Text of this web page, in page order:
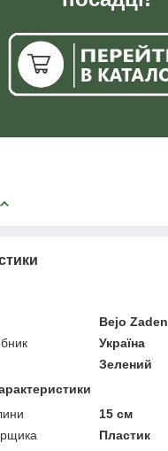
Bejo Zaden
Україна
Зелений
15 см
Пластик